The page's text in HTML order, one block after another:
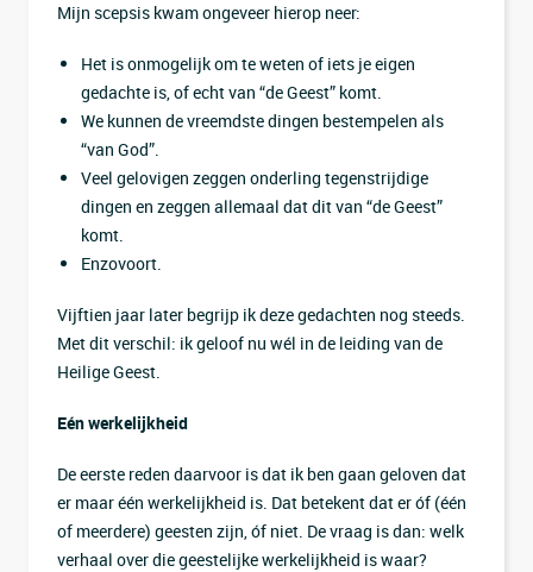
Mijn scepsis kwam ongeveer hierop neer:
Het is onmogelijk om te weten of iets je eigen
gedachte is, of echt van “de Geest” komt.
We kunnen de vreemdste dingen bestempelen als
“van God”.
Veel gelovigen zeggen onderling tegenstrijdige
dingen en zeggen allemaal dat dit van “de Geest”
komt.
Enzovoort.
Vijftien jaar later begrijp ik deze gedachten nog steeds.
Met dit verschil: ik geloof nu wél in de leiding van de
Heilige Geest.
Eén werkelijkheid
De eerste reden daarvoor is dat ik ben gaan geloven dat
er maar één werkelijkheid is. Dat betekent dat er óf (één
of meerdere) geesten zijn, óf niet. De vraag is dan: welk
verhaal over die geestelijke werkelijkheid is waar?